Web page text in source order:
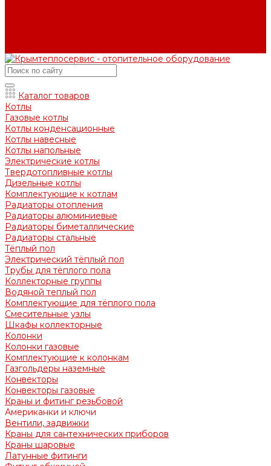
Каталог товаров
Котлы
Газовые котлы
Котлы конденсационные
Котлы навесные
Котлы напольные
Электрические котлы
Твердотопливные котлы
Дизельные котлы
Комплектующие к котлам
Радиаторы отопления
Радиаторы алюминиевые
Радиаторы биметаллические
Радиаторы стальные
Тёплый пол
Электрический тёплый пол
Трубы для тёплого пола
Коллекторные группы
Водяной теплый пол
Комплектующие для тёплого пола
Смесительные узлы
Шкафы коллекторные
Колонки
Колонки газовые
Комплектующие к колонкам
Газгольдеры наземные
Конвекторы
Конвекторы газовые
Краны и фитинг резьбовой
Американки и ключи
Вентили, задвижки
Краны для сантехнических приборов
Краны шаровые
Латунные фитинги